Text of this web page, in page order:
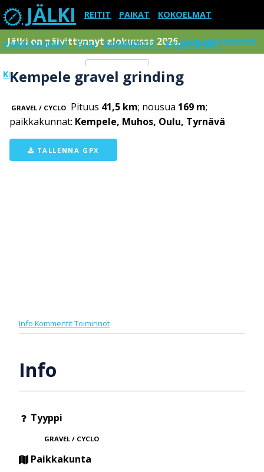
JÄLKI REITIT PAIKAT KOKOELMAT
PAIKKAKUNNAT ETSI KOMMENTIT RAJOITUKSET
KIRJAUDU SISÄÄN Menu
Jälki on päivittynnyt elokuussa 2026.Lue tarkemmin
Kempele gravel grinding
GRAVEL / CYCLO Pituus 41,5 km; nousua 169 m;
paikkakunnat: Kempele, Muhos, Oulu, Tyrnävä
TALLENNA GPX
Info KommentitToiminnot
Info
Tyyppi
GRAVEL / CYCLO
Paikkakunta